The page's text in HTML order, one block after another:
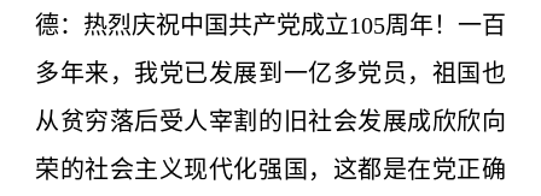
德：热烈庆祝中国共产党成立105周年！一百
多年来，我党已发展到一亿多党员，祖国也
从贫穷落后受人宰割的旧社会发展成欣欣向
荣的社会主义现代化强国，这都是在党正确